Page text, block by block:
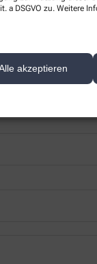
a DSGVO zu. Weitere
akzeptieren
nächsten Besuch